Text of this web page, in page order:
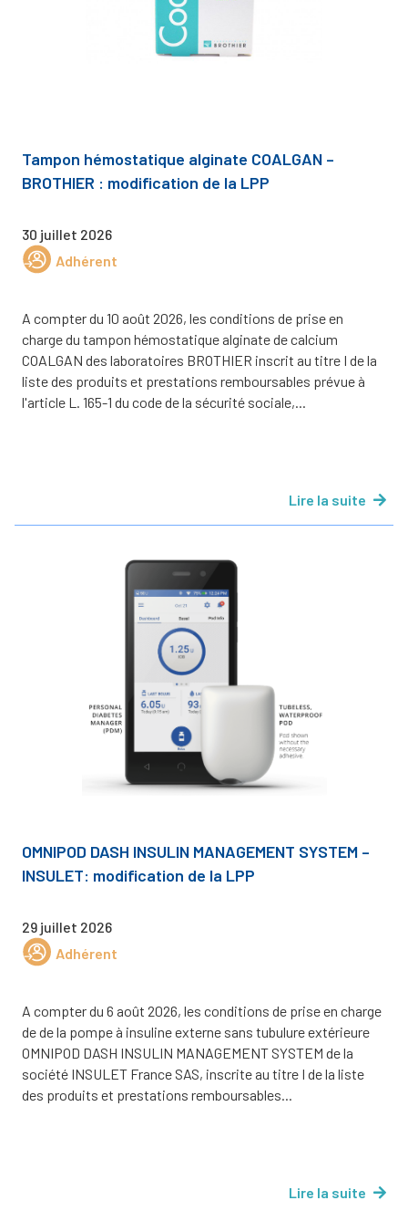
Tampon hémostatique alginate COALGAN –
BROTHIER : modification de la LPP
30 juillet 2026
Adhérent
A compter du 10 août 2026, les conditions de prise en
charge du tampon hémostatique alginate de calcium
COALGAN des laboratoires BROTHIER inscrit au titre I de la
liste des produits et prestations remboursables prévue à
l'article L. 165-1 du code de la sécurité sociale,...
Lire la suite
OMNIPOD DASH INSULIN MANAGEMENT SYSTEM –
INSULET: modification de la LPP
29 juillet 2026
Adhérent
A compter du 6 août 2026, les conditions de prise en charge
de de la pompe à insuline externe sans tubulure extérieure
OMNIPOD DASH INSULIN MANAGEMENT SYSTEM de la
société INSULET France SAS, inscrite au titre I de la liste
des produits et prestations remboursables...
Lire la suite